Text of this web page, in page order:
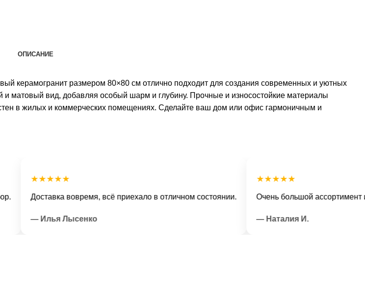
ОПИСАНИЕ
керамогранит размером 80×80 см отлично подходит для создания современных и уютных
и матовый вид, добавляя особый шарм и глубину. Прочные и износостойкие материалы
в жилых и коммерческих помещениях. Сделайте ваш дом или офис гармоничным и
★★★★★
Доставка вовремя, всё приехало в отличном состоянии.
— Илья Лысенко
★★★★★
Очень большой ассортимент и
— Наталия И.